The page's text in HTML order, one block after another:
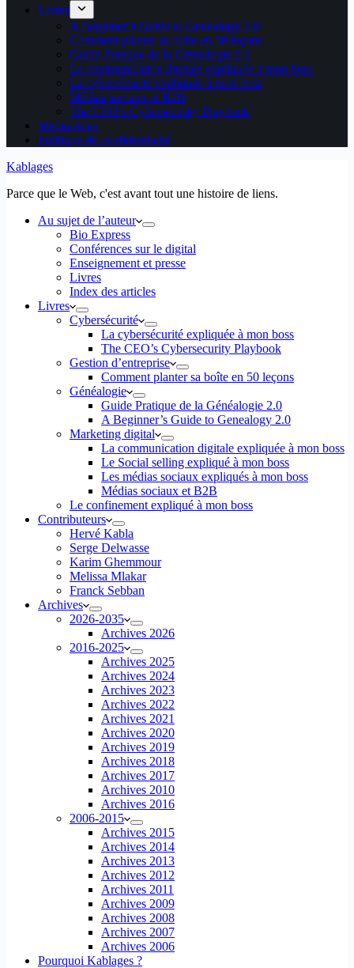
Livres
A Beginner’s Guide to Genealogy 2.0
Comment planter sa boîte en 50 leçons
Guide Pratique de la Généalogie 2.0
La communication digitale expliquée à mon boss
La cybersécurité expliquée à mon boss
Médias sociaux et B2B
The CEO’s Cybersecurity Playbook
Media Aces
Politique de confidentialité
Kablages
Parce que le Web, c'est avant tout une histoire de liens.
Au sujet de l’auteur
Bio Express
Conférences sur le digital
Enseignement et presse
Livres
Index des articles
Livres
Cybersécurité
La cybersécurité expliquée à mon boss
The CEO’s Cybersecurity Playbook
Gestion d’entreprise
Comment planter sa boîte en 50 leçons
Généalogie
Guide Pratique de la Généalogie 2.0
A Beginner’s Guide to Genealogy 2.0
Marketing digital
La communication digitale expliquée à mon boss
Le Social selling expliqué à mon boss
Les médias sociaux expliqués à mon boss
Médias sociaux et B2B
Le confinement expliqué à mon boss
Contributeurs
Hervé Kabla
Serge Delwasse
Karim Ghemmour
Melissa Mlakar
Franck Sebban
Archives
2026-2035
Archives 2026
2016-2025
Archives 2025
Archives 2024
Archives 2023
Archives 2022
Archives 2021
Archives 2020
Archives 2019
Archives 2018
Archives 2017
Archives 2010
Archives 2016
2006-2015
Archives 2015
Archives 2014
Archives 2013
Archives 2012
Archives 2011
Archives 2009
Archives 2008
Archives 2007
Archives 2006
Pourquoi Kablages ?